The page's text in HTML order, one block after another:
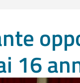
16